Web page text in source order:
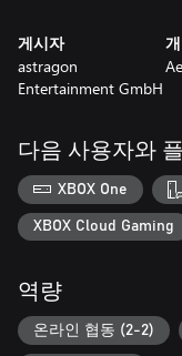
진행되는 마약 거래를
라피티 범법자를 추적
스 정류장을 차 한 대가
Police Simulator:
히세요! 다양한 배경과
서 격렬한 고속도로 추
해 법을 어긴 상태로 도
많은 역동적인 경찰 시
해당 경찰서에 근무하
맡을 수 있습니다. 도주
왔을 때 스파이크 스트
용할 수도 있죠.
게시자
astragon
Entertainment GmbH
다음 사용자와 플
XBOX One
XBOX Cloud Gaming
역량
온라인 협동 (2-2)